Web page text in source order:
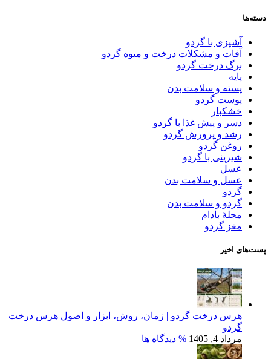
دسته‌ها
آشپزی با گردو
آفات و مشکلات درخت و میوه گردو
برگ درخت گردو
پایه
پسته و سلامت بدن
پوست گردو
خشکبار
دسر و پیش غذا با گردو
رشد و پرورش گردو
روغن گردو
شیرینی با گردو
عسل
عسل و سلامت بدن
گردو
گردو و سلامت بدن
مجلۀ بادام
مغز گردو
پست‌های اخیر
هرس درخت گردو | زمان، روش، ابزار و اصول هرس درخت
گردو
مرداد 4, 1405
% دیدگاه ها